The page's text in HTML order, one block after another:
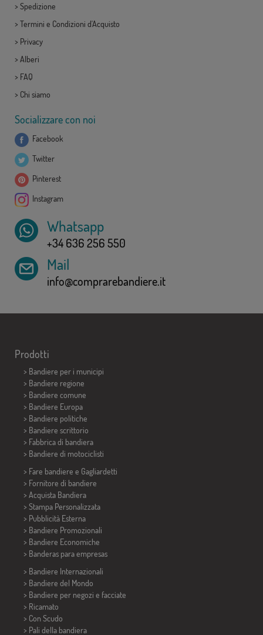
> Spedizione
> Termini e Condizioni d'Acquisto
> Privacy
> Alberi
> FAQ
> Chi siamo
Socializzare con noi
Facebook
Twitter
Pinterest
Instagram
Whatsapp
+34 636 256 550
Mail
info@comprarebandiere.it
Prodotti
> Bandiere per i municipi
> Bandiere regione
> Bandiere comune
> Bandiere Europa
> Bandiere politiche
> Bandiere scrittorio
> Fabbrica di bandiera
> Bandiere di motociclisti
> Fare bandiere e Gagliardetti
> Fornitore di bandiere
> Acquista Bandiera
> Stampa Personalizzata
> Pubblicità Esterna
> Bandiere Promozionali
> Bandiere Economiche
> Banderas para empresas
> Bandiere Internazionali
> Bandiere del Mondo
> Bandiere per negozi e facciate
> Ricamato
> Con Scudo
> Pali della bandiera